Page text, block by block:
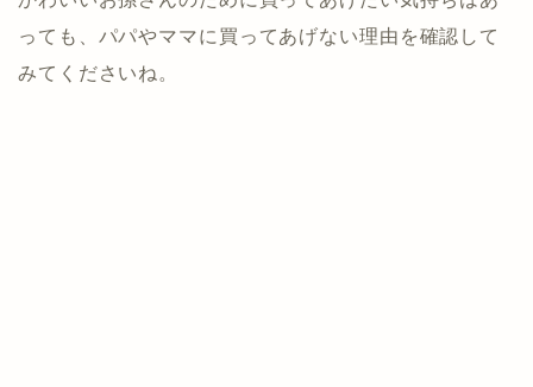
っても、パパやママに買ってあげない理由を確認して
みてくださいね。